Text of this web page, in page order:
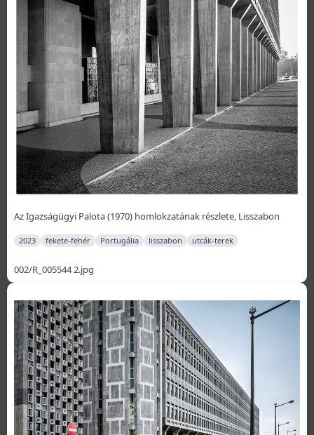
Az Igazságügyi Palota (1970) homlokzatának részlete, Lisszabon
2023 fekete-fehér Portugália lisszabon utcák-terek
002/R_005544 2.jpg